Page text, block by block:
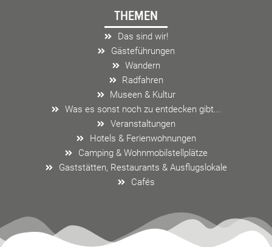
o
o
a
g
r
a
m
p
THEMEN
Das sind wir!
Gästeführungen
Wandern
Radfahren
Museen & Kultur
Was es sonst noch zu entdecken gibt...
Veranstaltungen
Hotels & Ferienwohnungen
Camping & Wohnmobilstellplätze
Gaststätten, Restaurants & Ausflugslokale
Cafés